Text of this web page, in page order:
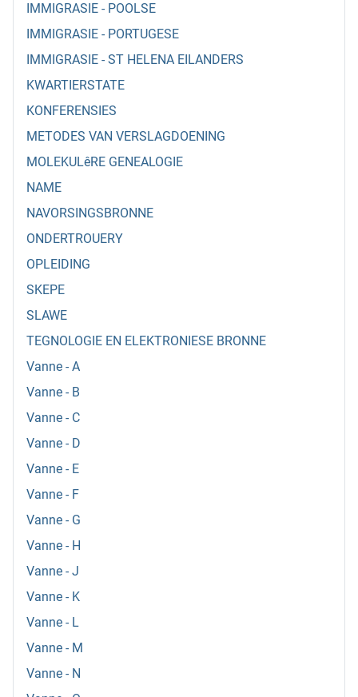
IMMIGRASIE - POOLSE
IMMIGRASIE - PORTUGESE
IMMIGRASIE - ST HELENA EILANDERS
KWARTIERSTATE
KONFERENSIES
METODES VAN VERSLAGDOENING
MOLEKULêRE GENEALOGIE
NAME
NAVORSINGSBRONNE
ONDERTROUERY
OPLEIDING
SKEPE
SLAWE
TEGNOLOGIE EN ELEKTRONIESE BRONNE
Vanne - A
Vanne - B
Vanne - C
Vanne - D
Vanne - E
Vanne - F
Vanne - G
Vanne - H
Vanne - J
Vanne - K
Vanne - L
Vanne - M
Vanne - N